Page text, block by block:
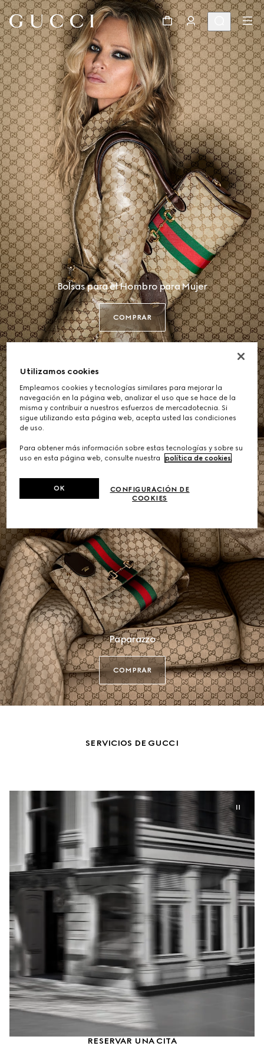
Bolsas para el Hombro para Mujer
COMPRAR
Paparazzo
COMPRAR
SERVICIOS DE GUCCI
RESERVAR UNA CITA
Utilizamos cookies
Empleamos cookies y tecnologías similares para mejorar la
navegación en la página web, analizar el uso que se hace de la
misma y contribuir a nuestros esfuerzos de mercadotecnia. Si
sigue utilizando esta página web, acepta usted las condiciones
de uso.
Para obtener más información sobre estas tecnologías y sobre su
uso en esta página web, consulte nuestra
política de cookies
CONFIGURACIÓN DE
COOKIES
OK